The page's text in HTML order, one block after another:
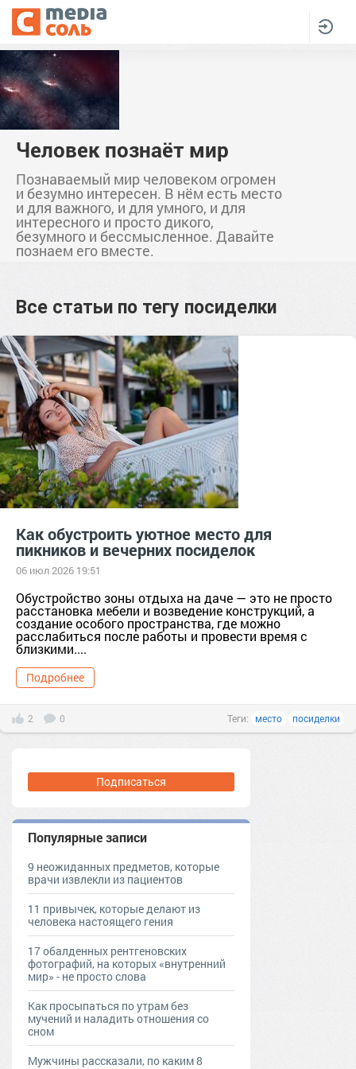
Человек познаёт мир
Познаваемый мир человеком огромен
и безумно интересен. В нём есть место
и для важного, и для умного, и для
интересного и просто дикого,
безумного и бессмысленное. Давайте
познаем его вместе.
Все статьи по тегу посиделки
Как обустроить уютное место для
пикников и вечерних посиделок
06 июл 2026 19:51
Обустройство зоны отдыха на даче — это не просто
расстановка мебели и возведение конструкций, а
создание особого пространства, где можно
расслабиться после работы и провести время с
близкими....
Подробнее
2 0 Теги: место посиделки
Подписаться
Популярные записи
9 неожиданных предметов, которые
врачи извлекли из пациентов
11 привычек, которые делают из
человека настоящего гения
17 обалденных рентгеновских
фотографий, на которых «внутренний
мир» - не просто слова
Как просыпаться по утрам без
мучений и наладить отношения со
сном
Мужчины рассказали, по каким 8